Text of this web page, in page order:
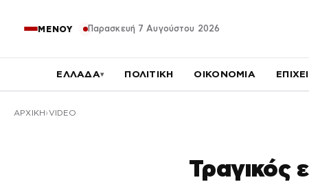
ΜΕΝΟΥ Παρασκευή 7 Αυγούστου 2026
ΕΛΛΑΔΑ▾ ΠΟΛΙΤΙΚΗ ΟΙΚΟΝΟΜΙΑ
ΑΡΧΙΚΉ VIDEO
Τραγικός